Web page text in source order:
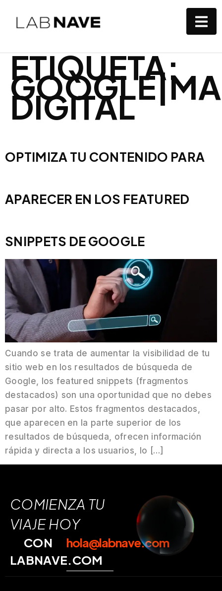
ETIQUETA:
DIGITAL
OPTIMIZA TU CONTENIDO PARA
APARECER EN LOS FEATURED
SNIPPETS DE GOOGLE
Cuando se trata de aumentar la visibilidad de tu
sitio web en los resultados de búsqueda de
Google, los featured snippets (fragmentos
destacados) son una oportunidad que no debes
pasar por alto. Estos fragmentos destacados,
que aparecen en la parte superior de los
resultados de búsqueda, ofrecen información
rápida y directa a los usuarios, lo […]
COMIENZA TU
VIAJE HOY
CON
LABNAVE.COM
hola@labnave.com